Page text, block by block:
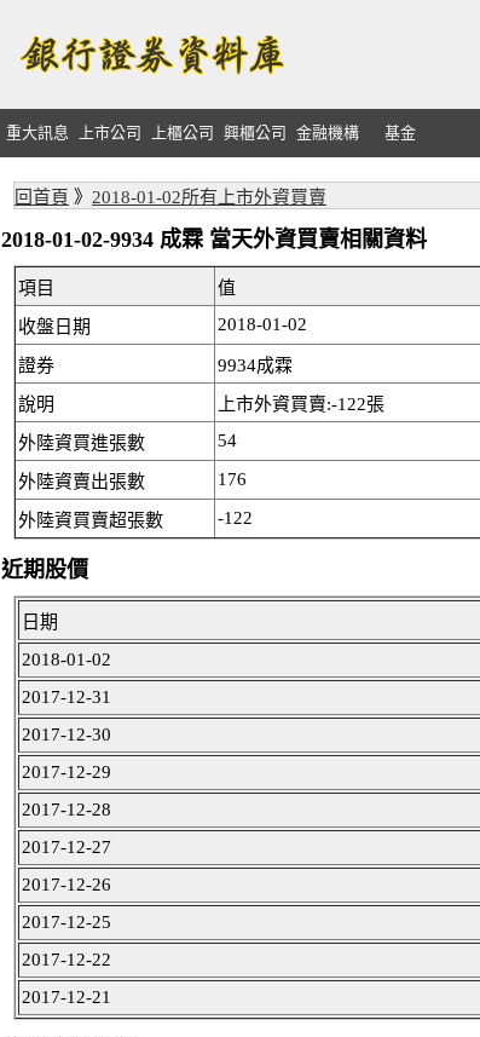
重大訊息 上市公司 上櫃公司 興櫃公司 金融機構 基金
回首頁 》 2018-01-02所有上市外資買賣
2018-01-02-9934 成霖 當天外資買賣相關資料
項目
值
收盤日期
2018-01-02
證券
9934成霖
說明
上市外資買賣:-122張
外陸資買進張數
54
外陸資賣出張數 176
外陸資買賣超張數 -122
近期股價
日期
2018-01-02
2017-12-31
2017-12-30
2017-12-29
2017-12-28
2017-12-27
2017-12-26
2017-12-25
2017-12-22
2017-12-21